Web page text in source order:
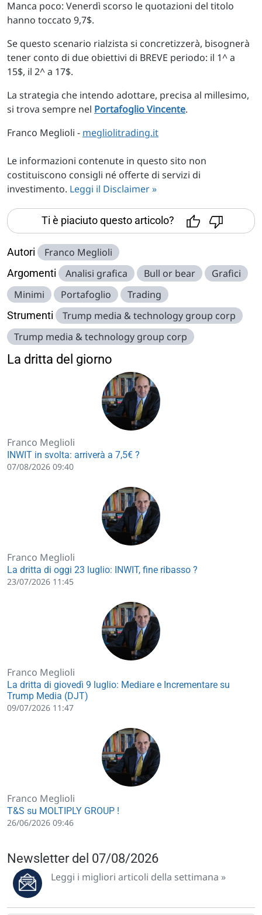
Manca poco: Venerdì scorso le quotazioni del titolo
hanno toccato 9,7$.
Se questo scenario rialzista si concretizzerà, bisognerà
tener conto di due obiettivi di BREVE periodo: il 1^ a
15$, il 2^ a 17$.
La strategia che intendo adottare, precisa al millesimo,
si trova sempre nel Portafoglio Vincente.
Franco Meglioli - megliolitrading.it
Le informazioni contenute in questo sito non
costituiscono consigli né offerte di servizi di
investimento. Leggi il Disclaimer »
Ti è piaciuto questo articolo?
Autori Franco Meglioli
Argomenti Analisi grafica Bull or bear
Grafici
Minimi
Portafoglio Trading
Strumenti
Trump media & technology group corp
Trump media & technology group corp
La dritta del giorno
Franco Meglioli
INWIT in svolta: arriverà a 7,5€ ?
07/08/2026 09:40
Franco Meglioli
La dritta di oggi 23 luglio: INWIT, fine ribasso ?
23/07/2026 11:45
Franco Meglioli
La dritta di giovedì 9 luglio: Mediare e Incrementare su
Trump Media (DJT)
09/07/2026 11:47
Franco Meglioli
T&S su MOLTIPLY GROUP !
26/06/2026 09:46
Newsletter del 07/08/2026
Leggi i migliori articoli della settimana »